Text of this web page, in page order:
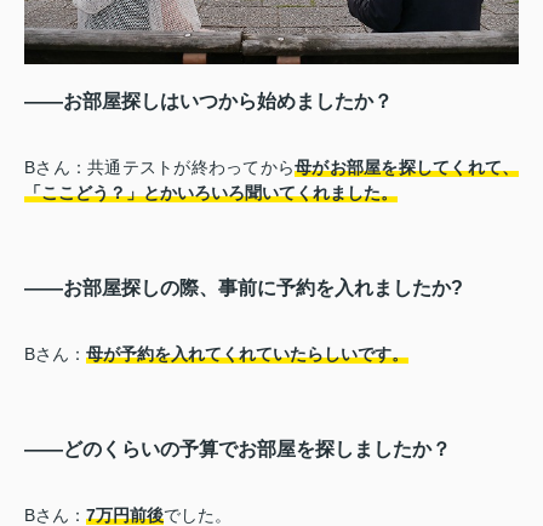
――お部屋探しはいつから始めましたか？
Bさん：共通テストが終わってから母がお部屋を探してくれて、
「ここどう？」とかいろいろ聞いてくれました。
――お部屋探しの際、事前に予約を入れましたか?
Bさん： 母が予約を入れてくれていたらしいです。
――どのくらいの予算でお部屋を探しましたか？
Bさん： 7万円前後でした。